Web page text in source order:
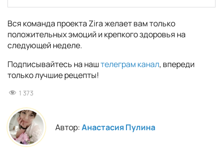
Вся команда проекта Zira желает вам только
положительных эмоций и крепкого здоровья на
следующей неделе.
Подписывайтесь на наштелеграм канал, впереди
только лучшие рецепты!
1 373
Автор:Анастасия Пулина